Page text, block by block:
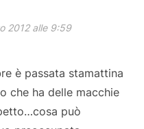
2012 alle 9:59
è passata stamattina
che ha delle macchie
può